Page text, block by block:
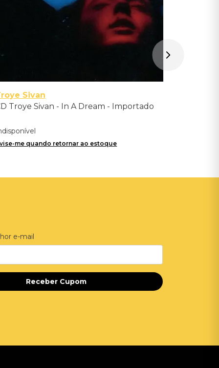
Sivan
Troye Sivan - In A Dream - Importado
me quando retornar ao estoque
e-mail
Receber Cupom